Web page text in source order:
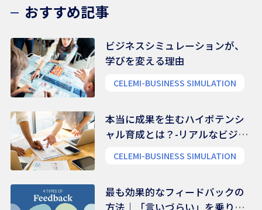
おすすめ記事
ビジネスシミュレーションが、
学びを変える理由
CELEMI-BUSINESS SIMULATION
本当に成果を生むハイポテンシ
ャル育成とは？-リアルなビジネ
CELEMI-BUSINESS SIMULATION
最も効果的なフィードバックの
方法｜「言いづらい」を乗り越